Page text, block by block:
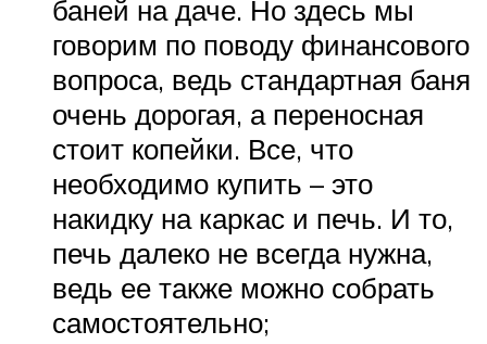
баней на даче. Но здесь мы
говорим по поводу финансового
вопроса, ведь стандартная баня
очень дорогая, а переносная
стоит копейки. Все, что
необходимо купить – это
накидку на каркас и печь. И то,
печь далеко не всегда нужна,
ведь ее также можно собрать
самостоятельно;